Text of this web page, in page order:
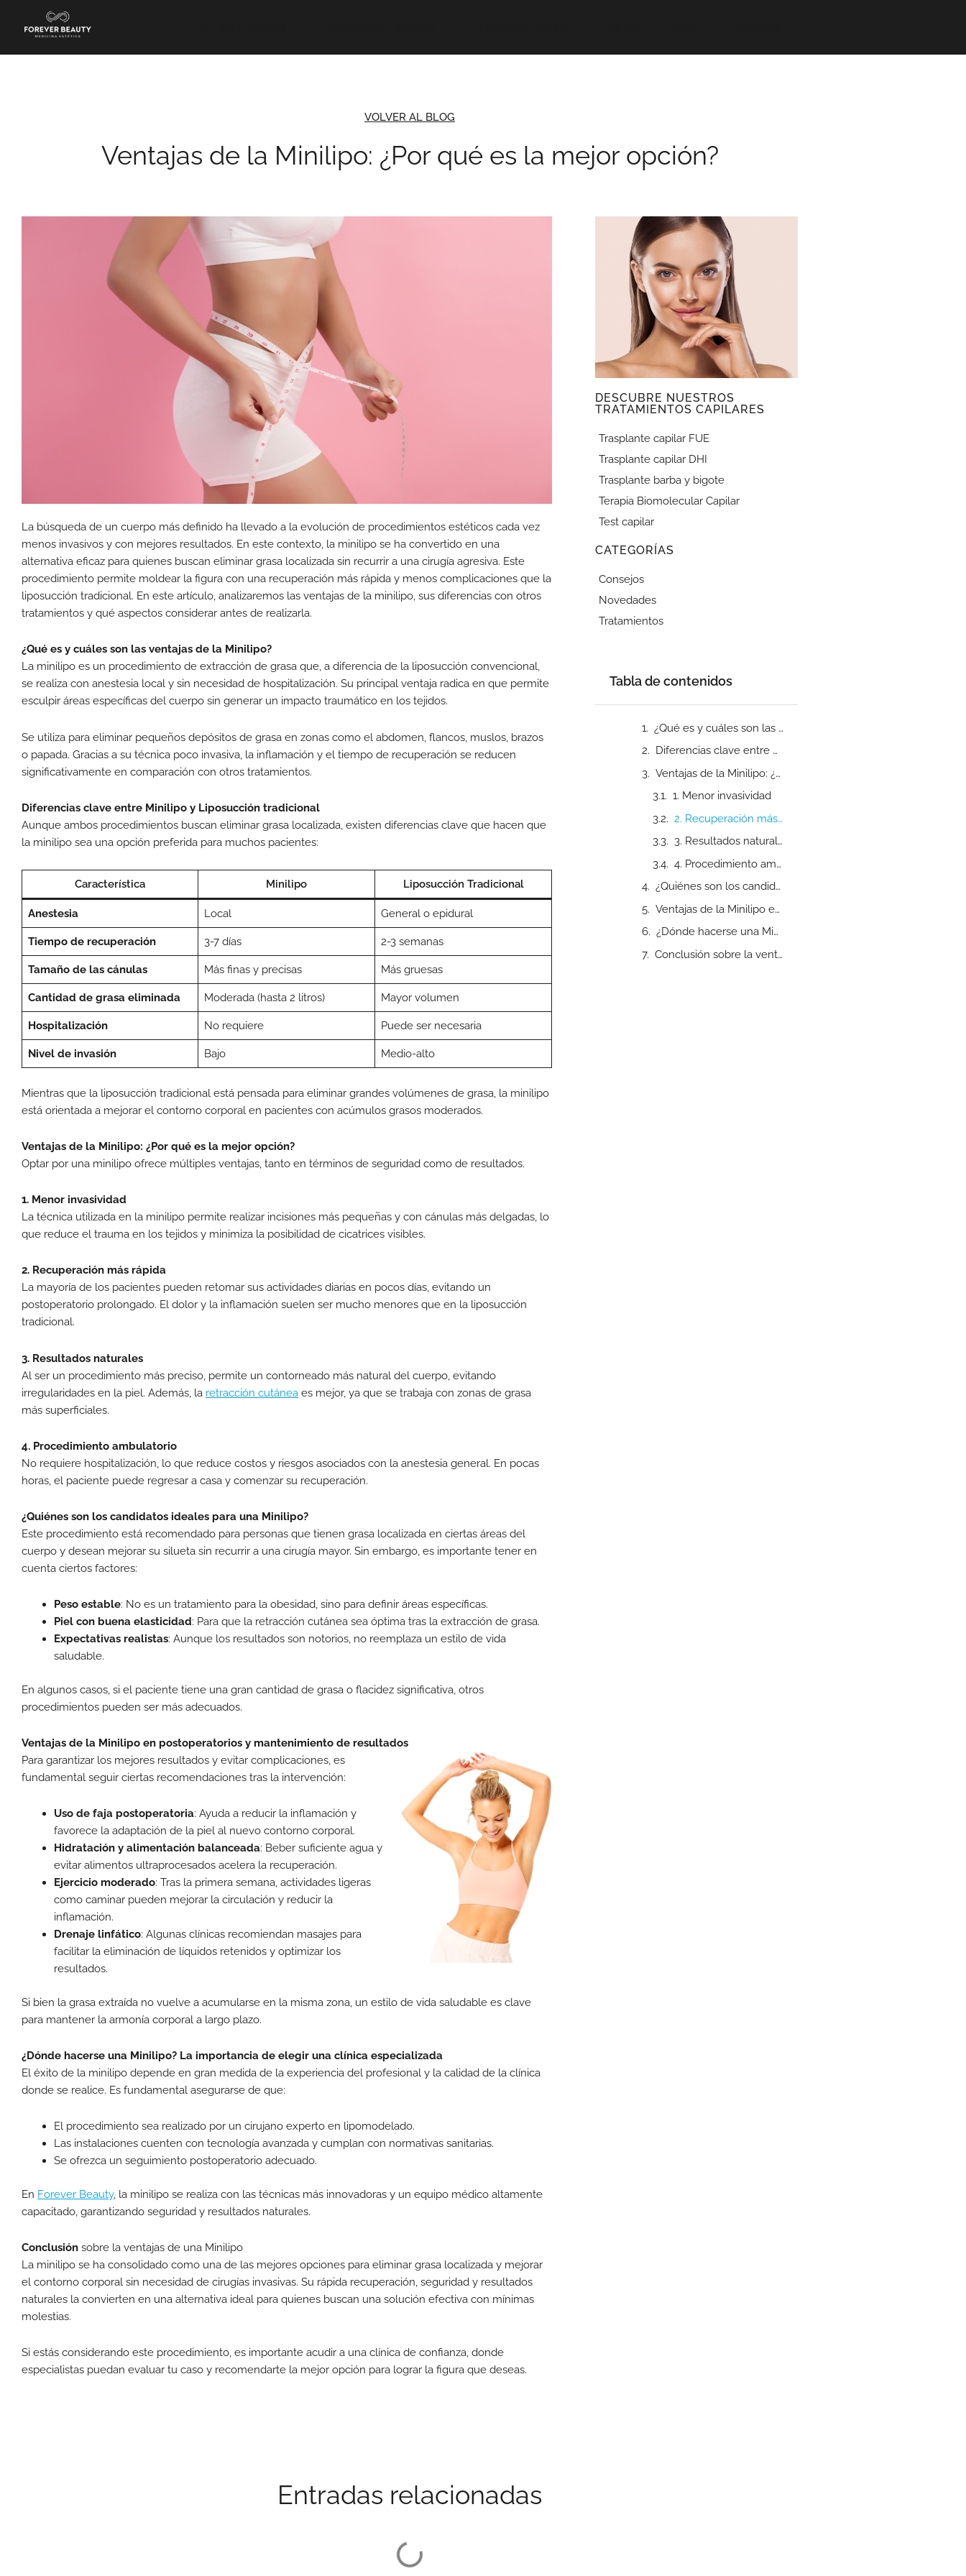
contenido
VOLVER AL BLOG
Ventajas de la Minilipo: ¿Por qué es la mejor opción?
La búsqueda de un cuerpo más definido ha llevado a la evolución de procedimientos estéticos cada vez
menos invasivos y con mejores resultados. En este contexto, la minilipo se ha convertido en una
alternativa eficaz para quienes buscan eliminar grasa localizada sin recurrir a una cirugía agresiva. Este
procedimiento permite moldear la figura con una recuperación más rápida y menos complicaciones que la
liposucción tradicional. En este artículo, analizaremos las ventajas de la minilipo, sus diferencias con otros
tratamientos y qué aspectos considerar antes de realizarla.
¿Qué es y cuáles son las ventajas de la Minilipo?
La minilipo es un procedimiento de extracción de grasa que, a diferencia de la liposucción convencional,
se realiza con anestesia local y sin necesidad de hospitalización. Su principal ventaja radica en que permite
esculpir áreas específicas del cuerpo sin generar un impacto traumático en los tejidos.
Se utiliza para eliminar pequeños depósitos de grasa en zonas como el abdomen, flancos, muslos, brazos
o papada. Gracias a su técnica poco invasiva, la inflamación y el tiempo de recuperación se reducen
significativamente en comparación con otros tratamientos.
Diferencias clave entre Minilipo y Liposucción tradicional
Aunque ambos procedimientos buscan eliminar grasa localizada, existen diferencias clave que hacen que
la minilipo sea una opción preferida para muchos pacientes:
Característica Minilipo Liposucción Tradicional
Anestesia Local General o epidural
Tiempo de recuperación 3-7 días 2-3 semanas
Tamaño de las cánulas Más finas y precisas Más gruesas
Cantidad de grasa eliminada Moderada (hasta 2 litros) Mayor volumen
Hospitalización No requiere Puede ser necesaria
Nivel de invasión Bajo Medio-alto
Mientras que la liposucción tradicional está pensada para eliminar grandes volúmenes de grasa, la minilipo
está orientada a mejorar el contorno corporal en pacientes con acúmulos grasos moderados.
Ventajas de la Minilipo: ¿Por qué es la mejor opción?
Optar por una minilipo ofrece múltiples ventajas, tanto en términos de seguridad como de resultados.
1. Menor invasividad
La técnica utilizada en la minilipo permite realizar incisiones más pequeñas y con cánulas más delgadas, lo
que reduce el trauma en los tejidos y minimiza la posibilidad de cicatrices visibles.
2. Recuperación más rápida
La mayoría de los pacientes pueden retomar sus actividades diarias en pocos días, evitando un
postoperatorio prolongado. El dolor y la inflamación suelen ser mucho menores que en la liposucción
tradicional.
3. Resultados naturales
Al ser un procedimiento más preciso, permite un contorneado más natural del cuerpo, evitando
irregularidades en la piel. Además, la retracción cutánea es mejor, ya que se trabaja con zonas de grasa
más superficiales.
4. Procedimiento ambulatorio
No requiere hospitalización, lo que reduce costos y riesgos asociados con la anestesia general. En pocas
horas, el paciente puede regresar a casa y comenzar su recuperación.
¿Quiénes son los candidatos ideales para una Minilipo?
Este procedimiento está recomendado para personas que tienen grasa localizada en ciertas áreas del
cuerpo y desean mejorar su silueta sin recurrir a una cirugía mayor. Sin embargo, es importante tener en
cuenta ciertos factores:
Peso estable: No es un tratamiento para la obesidad, sino para definir áreas específicas.
Piel con buena elasticidad: Para que la retracción cutánea sea óptima tras la extracción de grasa.
Expectativas realistas: Aunque los resultados son notorios, no reemplaza un estilo de vida
saludable.
En algunos casos, si el paciente tiene una gran cantidad de grasa o flacidez significativa, otros
procedimientos pueden ser más adecuados.
Ventajas de la Minilipo en postoperatorios y mantenimiento de resultados
Para garantizar los mejores resultados y evitar complicaciones, es
fundamental seguir ciertas recomendaciones tras la intervención:
Uso de faja postoperatoria: Ayuda a reducir la inflamación y
favorece la adaptación de la piel al nuevo contorno corporal.
Hidratación y alimentación balanceada: Beber suficiente agua y
evitar alimentos ultraprocesados acelera la recuperación.
Ejercicio moderado: Tras la primera semana, actividades ligeras
como caminar pueden mejorar la circulación y reducir la
inflamación.
Drenaje linfático: Algunas clínicas recomiendan masajes para
facilitar la eliminación de líquidos retenidos y optimizar los
resultados.
Si bien la grasa extraída no vuelve a acumularse en la misma zona, un estilo de vida saludable es clave
para mantener la armonía corporal a largo plazo.
¿Dónde hacerse una Minilipo? La importancia de elegir una clínica especializada
El éxito de la minilipo depende en gran medida de la experiencia del profesional y la calidad de la clínica
donde se realice. Es fundamental asegurarse de que:
El procedimiento sea realizado por un cirujano experto en lipomodelado.
Las instalaciones cuenten con tecnología avanzada y cumplan con normativas sanitarias.
Se ofrezca un seguimiento postoperatorio adecuado.
En Forever Beauty, la minilipo se realiza con las técnicas más innovadoras y un equipo médico altamente
capacitado, garantizando seguridad y resultados naturales.
Conclusión sobre la ventajas de una Minilipo
La minilipo se ha consolidado como una de las mejores opciones para eliminar grasa localizada y mejorar
el contorno corporal sin necesidad de cirugías invasivas. Su rápida recuperación, seguridad y resultados
naturales la convierten en una alternativa ideal para quienes buscan una solución efectiva con mínimas
molestias.
Si estás considerando este procedimiento, es importante acudir a una clínica de confianza, donde
especialistas puedan evaluar tu caso y recomendarte la mejor opción para lograr la figura que deseas.
DESCUBRE NUESTROS
TRATAMIENTOS CAPILARES
Trasplante capilar FUE
Trasplante capilar DHI
Trasplante barba y bigote
Terapia Biomolecular Capilar
Test capilar
CATEGORÍAS
Consejos
Novedades
Tratamientos
Tabla de contenidos
¿Qué es y cuáles son las ventajas de la Minilipo?
Diferencias clave entre Minilipo y Liposucción tradicional
Ventajas de la Minilipo: ¿Por qué es la mejor opción?
1. Menor invasividad
2. Recuperación más rápida
3. Resultados naturales
4. Procedimiento ambulatorio
¿Quiénes son los candidatos ideales para una Minilipo?
Ventajas de la Minilipo en postoperatorios y mantenimiento de resultados
¿Dónde hacerse una Minilipo? La importancia de elegir una clínica especializada
Conclusión sobre la ventajas de una Minilipo
Entradas relacionadas